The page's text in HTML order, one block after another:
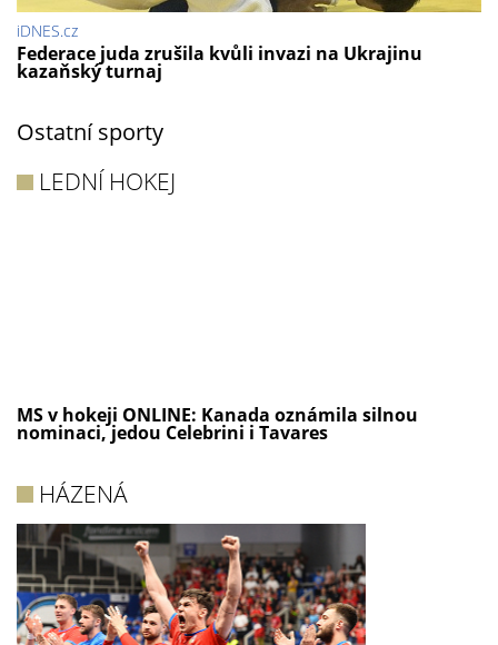
iDNES.cz
Federace juda zrušila kvůli invazi na Ukrajinu
kazaňský turnaj
Ostatní sporty
LEDNÍ HOKEJ
MS v hokeji ONLINE: Kanada oznámila silnou
nominaci, jedou Celebrini i Tavares
HÁZENÁ